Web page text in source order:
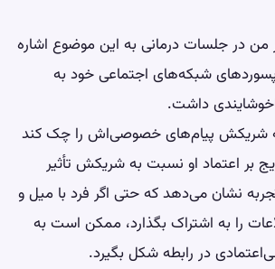
من در جلسات درمانی به این موضوع اشاره
شبکه‌های اجتماعی خود به
داشت.
که شریکش پیام‌های خصوصی‌اش را چک کند
بر اعتماد او نسبت به شریکش تأثیر
نشان می‌دهد که حتی اگر فرد با میل و
را به اشتراک بگذارد، ممکن است به
در رابطه شکل بگیرد.